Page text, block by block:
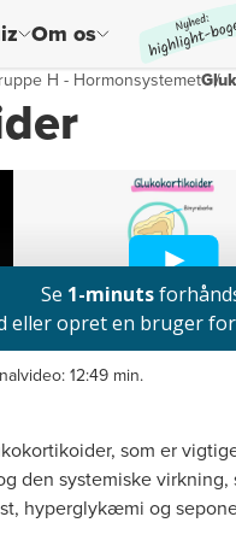
Om os
H - Hormonsystemet
12:49 min.
som er
den systemiske
hyperglykæmi og